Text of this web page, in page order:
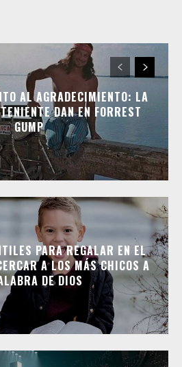
AL AGRADECIMIENTO: LA
DAN EN FORREST
GUMP
PARA REGALAR EN EL
A LOS MÁS CHICOS A
DE DIOS